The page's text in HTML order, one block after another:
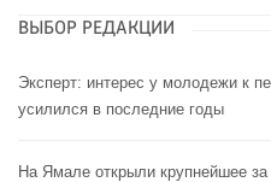
ВЫБОР РЕДАКЦИИ
Эксперт: интерес у молодежи к
усилился в последние годы
На Ямале открыли крупнейшее